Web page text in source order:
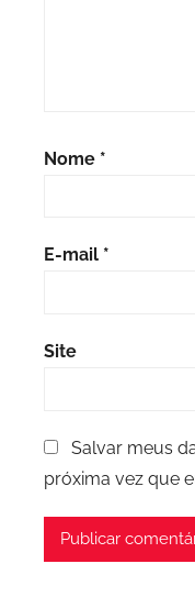
Nome *
E-mail *
Site
Salvar meus
próxima vez que